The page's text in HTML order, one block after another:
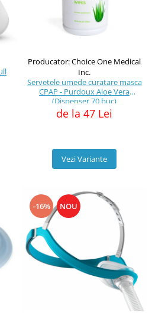
Producator: Choice One Medical
Inc.
Servetele umede curatare masca
CPAP - Purdoux Aloe Vera
(Dispenser 70 buc)
de la 47 Lei
Vezi Variante
-16% NOU